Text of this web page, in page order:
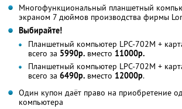
Многофункциональный планшетный
экраном 7 дюймов производства фирмы
Выбирайте!
Планшетный компьютер LPC-702M +
всего за 5990р. вместо 11000р.
Планшетный компьютер LPC-702M +
всего за 6490р. вместо 12000р.
Один купон даёт право на приобретение
компьютера